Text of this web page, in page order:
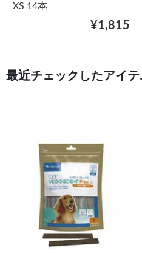
XS 14本
¥1,815
最近チェックしたアイテ